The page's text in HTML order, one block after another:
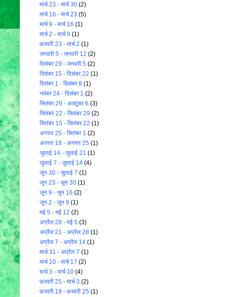
मार्च 23 - मार्च 30 (2)
मार्च 16 - मार्च 23 (5)
मार्च 9 - मार्च 16 (1)
मार्च 2 - मार्च 9 (1)
फ़रवरी 23 - मार्च 2 (1)
जनवरी 5 - जनवरी 12 (2)
दिसंबर 29 - जनवरी 5 (2)
दिसंबर 15 - दिसंबर 22 (1)
दिसंबर 1 - दिसंबर 8 (1)
नवंबर 24 - दिसंबर 1 (2)
सितंबर 29 - अक्टूबर 6 (3)
सितंबर 22 - सितंबर 29 (2)
सितंबर 15 - सितंबर 22 (1)
अगस्त 25 - सितंबर 1 (2)
अगस्त 18 - अगस्त 25 (1)
जुलाई 14 - जुलाई 21 (1)
जुलाई 7 - जुलाई 14 (4)
जून 30 - जुलाई 7 (1)
जून 23 - जून 30 (1)
जून 9 - जून 16 (2)
जून 2 - जून 9 (1)
मई 5 - मई 12 (2)
अप्रैल 28 - मई 5 (3)
अप्रैल 21 - अप्रैल 28 (1)
अप्रैल 7 - अप्रैल 14 (1)
मार्च 31 - अप्रैल 7 (1)
मार्च 10 - मार्च 17 (2)
मार्च 3 - मार्च 10 (4)
फ़रवरी 25 - मार्च 3 (2)
फ़रवरी 18 - फ़रवरी 25 (1)